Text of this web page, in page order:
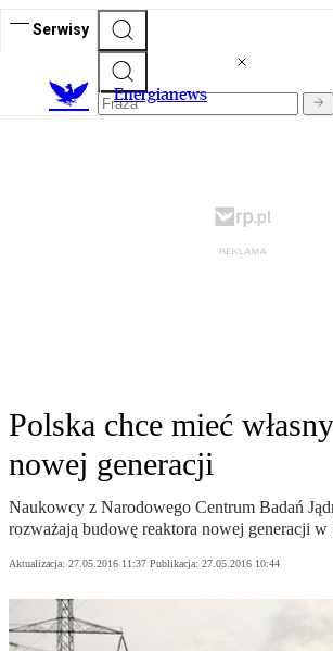
Serwisy
Energianews
Polska chce mieć
nowej generacji
Naukowcy z Narodowego Centrum Badań
rozważają budowę reaktora nowej generacji w
Aktualizacja: 27.05.2016 11:37 Publikacja: 27.05.2016 10:44